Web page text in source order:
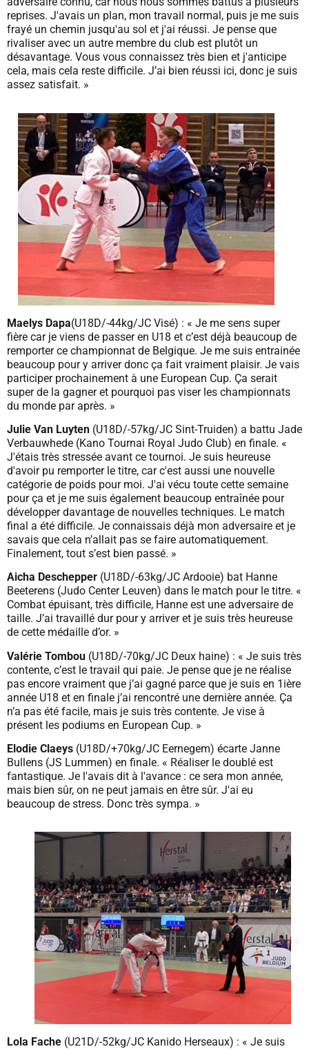
reprises. J'avais un plan, mon travail normal, puis je me suis
frayé un chemin jusqu'au sol et j'ai réussi. Je pense que
rivaliser avec un autre membre du club est plutôt un
désavantage. Vous vous connaissez très bien et j'anticipe
cela, mais cela reste difficile. J’ai bien réussi ici, donc je suis
assez satisfait. »
Maelys Dapa(U18D/-44kg/JC Visé) : « Je me sens super
fière car je viens de passer en U18 et c’est déjà beaucoup de
remporter ce championnat de Belgique. Je me suis entrainée
beaucoup pour y arriver donc ça fait vraiment plaisir. Je vais
participer prochainement à une European Cup. Ça serait
super de la gagner et pourquoi pas viser les championnats
du monde par après. »
Julie Van Luyten (U18D/-57kg/JC Sint-Truiden) a battu Jade
Verbauwhede (Kano Tournai Royal Judo Club) en finale. «
J'étais très stressée avant ce tournoi. Je suis heureuse
d'avoir pu remporter le titre, car c'est aussi une nouvelle
catégorie de poids pour moi. J'ai vécu toute cette semaine
pour ça et je me suis également beaucoup entraînée pour
développer davantage de nouvelles techniques. Le match
final a été difficile. Je connaissais déjà mon adversaire et je
savais que cela n’allait pas se faire automatiquement.
Finalement, tout s’est bien passé. »
Aicha Deschepper (U18D/-63kg/JC Ardooie) bat Hanne
Beeterens (Judo Center Leuven) dans le match pour le titre. «
Combat épuisant, très difficile, Hanne est une adversaire de
taille. J’ai travaillé dur pour y arriver et je suis très heureuse
de cette médaille d’or. »
Valérie Tombou (U18D/-70kg/JC Deux haine) : « Je suis très
contente, c’est le travail qui paie. Je pense que je ne réalise
pas encore vraiment que j’ai gagné parce que je suis en 1ière
année U18 et en finale j’ai rencontré une dernière année. Ça
n’a pas été facile, mais je suis très contente. Je vise à
présent les podiums en European Cup. »
Elodie Claeys (U18D/+70kg/JC Eernegem) écarte Janne
Bullens (JS Lummen) en finale. « Réaliser le doublé est
fantastique. Je l'avais dit à l'avance : ce sera mon année,
mais bien sûr, on ne peut jamais en être sûr. J'ai eu
beaucoup de stress. Donc très sympa. »
Lola Fache (U21D/-52kg/JC Kanido Herseaux) : « Je suis